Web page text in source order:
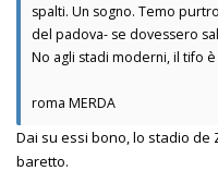
spalti. Un sogno. Temo
del padova- se dovessero
No agli stadi moderni, il tifo
roma MERDA
Dai su essi bono, lo stadio
baretto.